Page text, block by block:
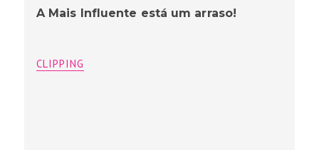
A Mais Influente está um arraso!
CLIPPING